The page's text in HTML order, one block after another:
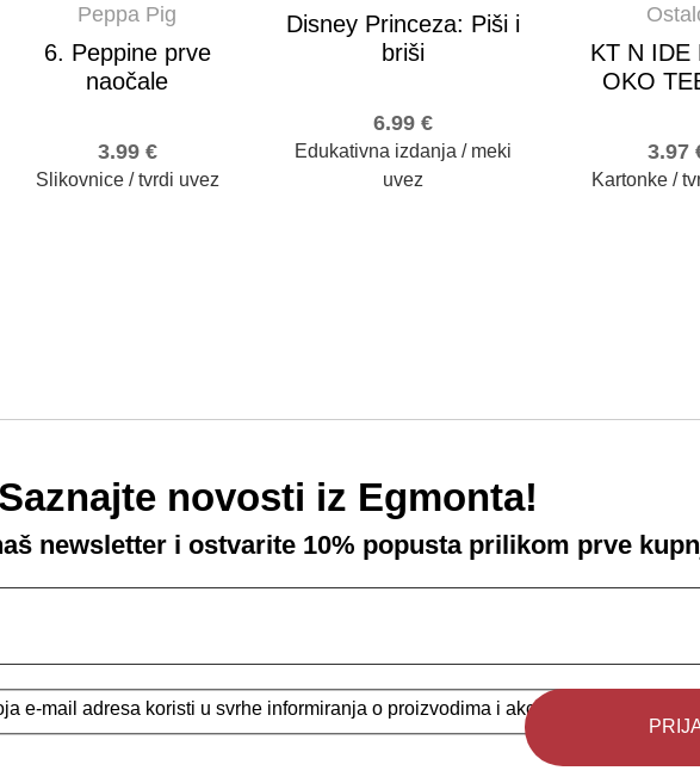
Peppa Pig
6. Peppine prve
naočale
3.99 €
Slikovnice / tvrdi uvez
Disney Princeza: Piši i
briši
6.99 €
Edukativna izdanja / meki
uvez
KT N IDE
OKO
3.97
Kartonke /
Saznajte novosti iz Egmonta!
newsletter i ostvarite 10% popusta prilikom prve
e-mail adresa koristi u svrhe informiranja o proizvodima i akcijama od strane